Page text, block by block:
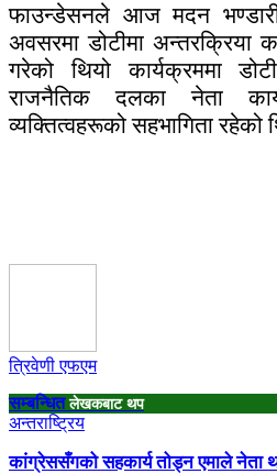
फाउन्डेसनले आज मदन
अवसरमा डोटीमा अन्तरक्रिया
गरेको थियो कार्यक्रममा
राजनैतिक दलका नेता
व्यक्तित्वहरूको सहभागिता रहेको
त्रिवेणी एफएम
सम्बन्धित लेखकबाट थप
अन्तराष्ट्रिय
कांग्रेससँगको सहकार्य तोड्न एमाले नेता